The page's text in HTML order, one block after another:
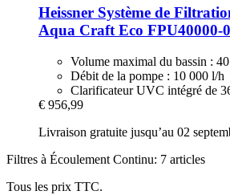
Heissner Système de
Aqua Craft Eco FPU40000-​
Volume maximal du bassin : 40
Débit de la pompe : 10 000 l/h
Clarificateur UVC intégré de
€ 956,99
Livraison gratuite jusqu’au 02
Filtres à Écoulement Continu: 7 articles
Tous les prix TTC.